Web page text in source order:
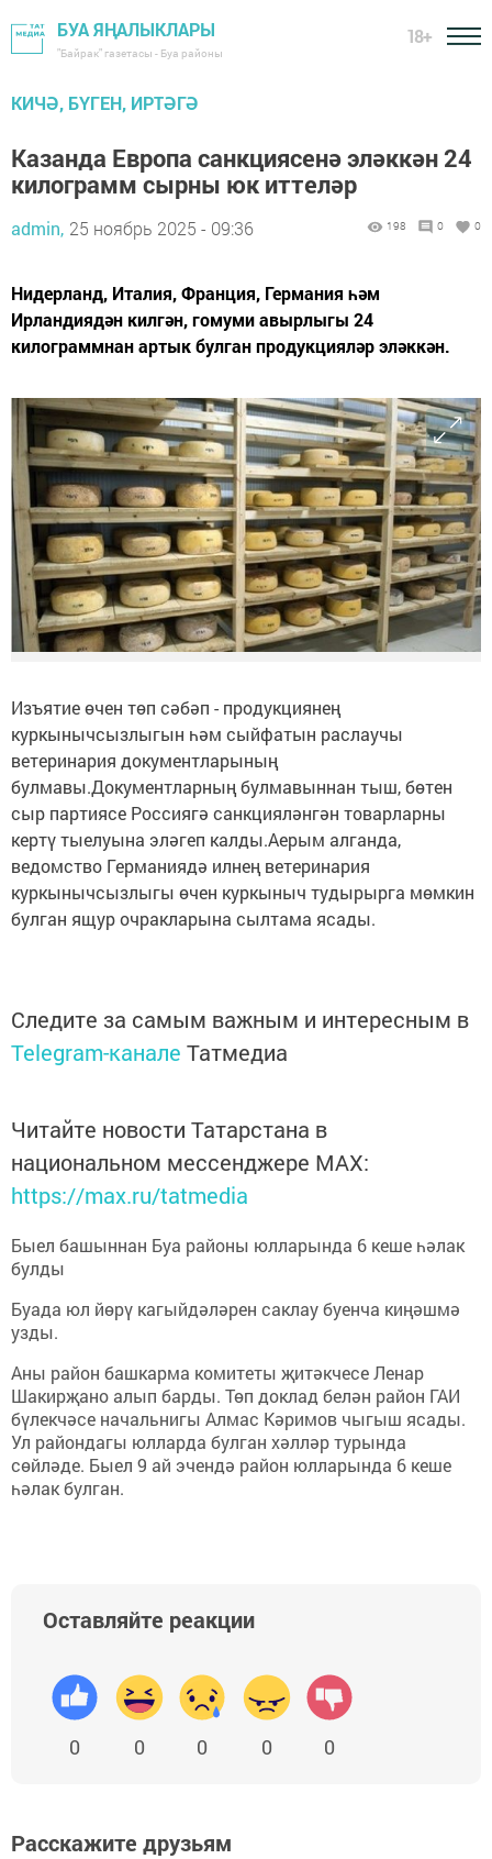
БУА ЯҢАЛЫКЛАРЫ
"Байрак" газетасы - Буа районы
18+
КИЧӘ, БҮГЕН, ИРТӘГӘ
Казанда Европа санкциясенә эләккән 24
килограмм сырны юк иттеләр
admin, 25 ноябрь 2025 - 09:36 198 0 0
Нидерланд, Италия, Франция, Германия һәм
Ирландиядән килгән, гомуми авырлыгы 24
килограммнан артык булган продукцияләр эләккән.
Изъятие өчен төп сәбәп - продукциянең
куркынычсызлыгын һәм сыйфатын раслаучы
ветеринария документларының
булмавы.Документларның булмавыннан тыш, бөтен
сыр партиясе Россиягә санкцияләнгән товарларны
кертү тыелуына эләгеп калды.Аерым алганда,
ведомство Германиядә илнең ветеринария
куркынычсызлыгы өчен куркыныч тудырырга мөмкин
булган ящур очракларына сылтама ясады.
Следите за самым важным и интересным в
Telegram-канале Татмедиа
Читайте новости Татарстана в
национальном мессенджере MАХ:
https://max.ru/tatmedia
Быел башыннан Буа районы юлларында 6 кеше һәлак
булды
Буада юл йөрү кагыйдәләрен саклау буенча киңәшмә
узды.
Аны район башкарма комитеты җитәкчесе Ленар
Шакирҗано алып барды. Төп доклад белән район ГАИ
бүлекчәсе начальнигы Алмас Кәримов чыгыш ясады.
Ул райондагы юлларда булган хәлләр турында
сөйләде. Быел 9 ай эчендә район юлларында 6 кеше
һәлак булган.
Оставляйте реакции
0 0 0 0 0
Расскажите друзьям